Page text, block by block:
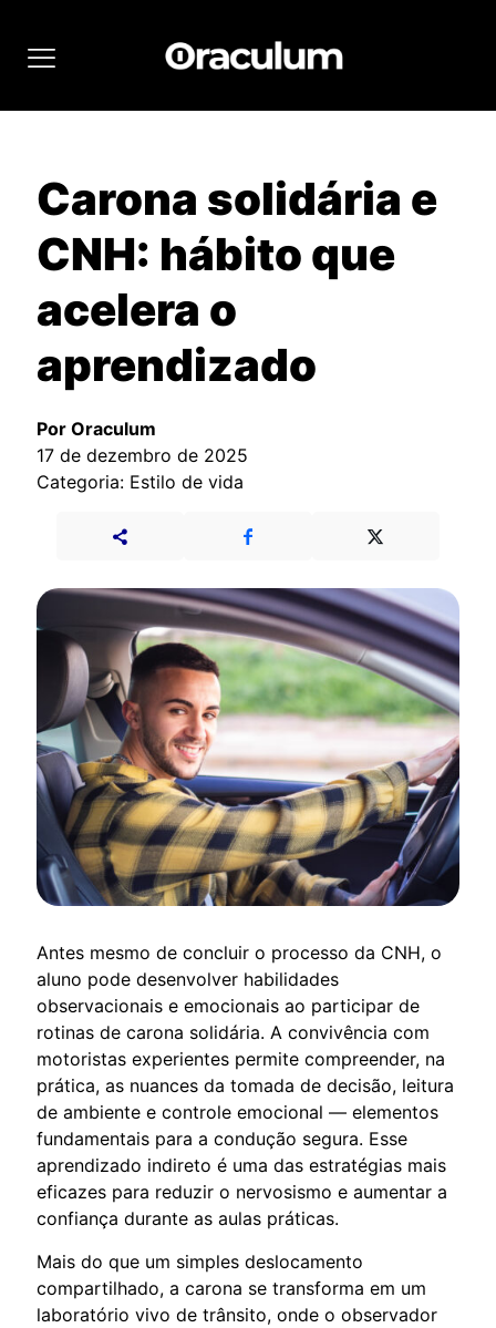
Carona solidária e
CNH: hábito que
acelera o
aprendizado
Por Oraculum
17 de dezembro de 2025
Categoria: Estilo de vida
Antes mesmo de concluir o processo da CNH, o
aluno pode desenvolver habilidades
observacionais e emocionais ao participar de
rotinas de carona solidária. A convivência com
motoristas experientes permite compreender, na
prática, as nuances da tomada de decisão, leitura
de ambiente e controle emocional — elementos
fundamentais para a condução segura. Esse
aprendizado indireto é uma das estratégias mais
eficazes para reduzir o nervosismo e aumentar a
confiança durante as aulas práticas.
Mais do que um simples deslocamento
compartilhado, a carona se transforma em um
laboratório vivo de trânsito, onde o observador